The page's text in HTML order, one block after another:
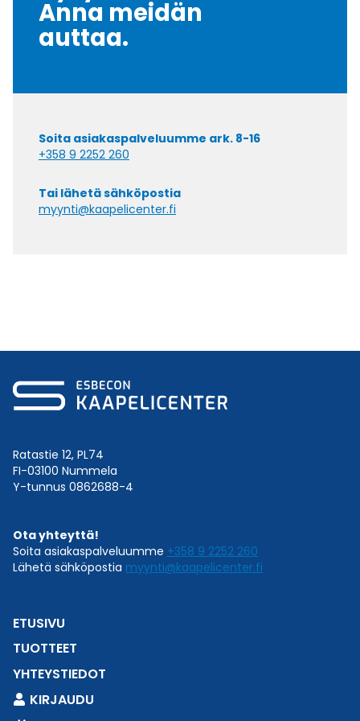
Anna meidän
auttaa.
Soita asiakaspalveluumme ark. 8-16
+358 9 2252 260
Tai lähetä sähköpostia
myynti@kaapelicenter.fi
Ratastie 12, PL74
FI-03100 Nummela
Y-tunnus 0862688-4
Ota yhteyttä!
Soita asiakaspalveluumme +358 9 2252 260
Lähetä sähköpostia myynti@kaapelicenter.fi
ETUSIVU
TUOTTEET
YHTEYSTIEDOT
KIRJAUDU